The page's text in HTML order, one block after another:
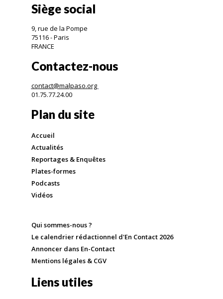
Siège social
9, rue de la Pompe
75116 - Paris
FRANCE
Contactez-nous
contact@malpaso.org
01.75.77.24.00
Plan du site
Accueil
Actualités
Reportages & Enquêtes
Plates-formes
Podcasts
Vidéos
Qui sommes-nous ?
Le calendrier rédactionnel d'En Contact 2026
Annoncer dans En-Contact
Mentions légales & CGV
Liens utiles